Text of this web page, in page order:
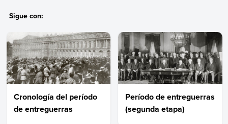
Sigue con:
Cronología del período
de entreguerras
Período de entreguerras
(segunda etapa)